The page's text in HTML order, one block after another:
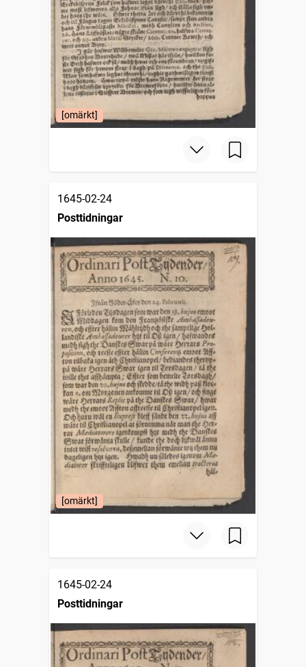
[omärkt]
1645-02-24
Posttidningar
[omärkt]
1645-02-24
Posttidningar